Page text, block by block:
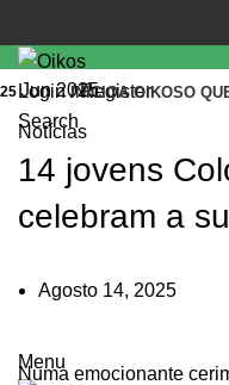
Login / Register
Search
INÍCIOA OIKOSO
Menu
Notícias
14 jovens
celebram a
Agosto 14, 2025
25 Jun 2025
Numa emocionante